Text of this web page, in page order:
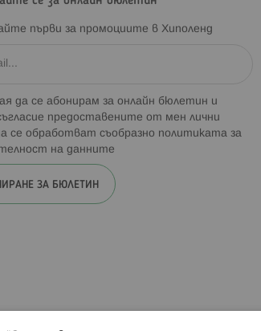
първи за промоциите в Хиполенд
да се абонирам за онлайн бюлетин и
предоставените от мен лични
се обработват съобразно политиката за
на данните
ЗА БЮЛЕТИН